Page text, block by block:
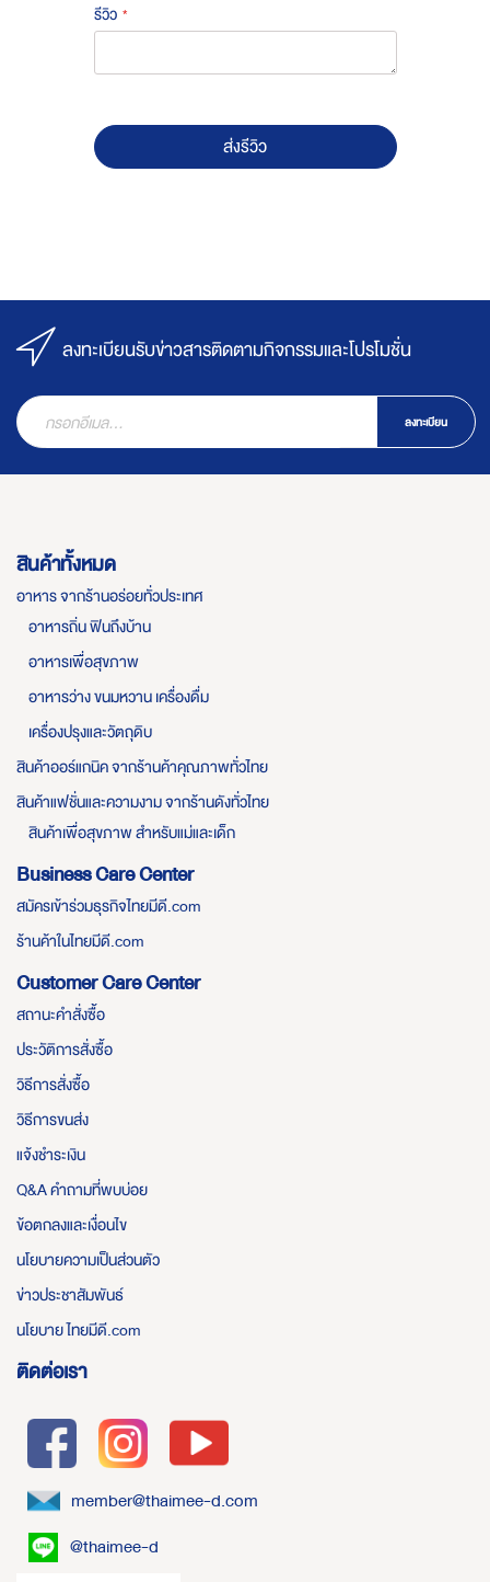
รีวิว
ส่งรีวิว
ลงทะเบียนรับข่าวสารติดตามกิจกรรมและโปรโมชั่น
ลงทะเบียน
สินค้าทั้งหมด
อาหาร จากร้านอร่อยทั่วประเทศ
อาหารถิ่น ฟินถึงบ้าน
อาหารเพื่อสุขภาพ
อาหารว่าง ขนมหวาน เครื่องดื่ม
เครื่องปรุงและวัตถุดิบ
สินค้าออร์แกนิค จากร้านค้าคุณภาพทั่วไทย
สินค้าแฟชั่นและความงาม จากร้านดังทั่วไทย
สินค้าเพื่อสุขภาพ สำหรับแม่และเด็ก
Business Care Center
สมัครเข้าร่วมธุรกิจไทยมีดี.com
ร้านค้าในไทยมีดี.com
Customer Care Center
สถานะคำสั่งซื้อ
ประวัติการสั่งซื้อ
วิธีการสั่งซื้อ
วิธีการขนส่ง
แจ้งชำระเงิน
Q&A คำถามที่พบบ่อย
ข้อตกลงและเงื่อนไข
นโยบายความเป็นส่วนตัว
ข่าวประชาสัมพันธ์
นโยบาย ไทยมีดี.com
ติดต่อเรา
member@thaimee-d.com
@thaimee-d